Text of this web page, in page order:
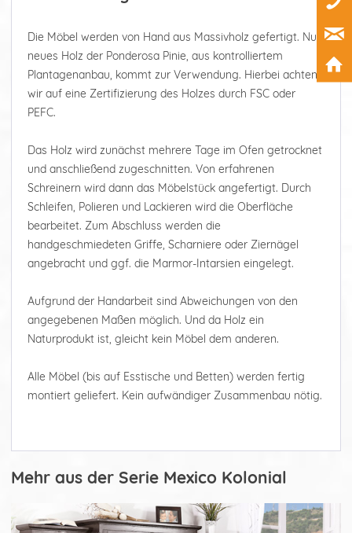
Die Möbel werden von Hand aus Massivholz gefertigt. Nur
neues Holz der Ponderosa Pinie, aus kontrolliertem
Plantagenanbau, kommt zur Verwendung. Hierbei achten
wir auf eine Zertifizierung des Holzes durch FSC oder
PEFC.
Das Holz wird zunächst mehrere Tage im Ofen getrocknet
und anschließend zugeschnitten. Von erfahrenen
Schreinern wird dann das Möbelstück angefertigt. Durch
Schleifen, Polieren und Lackieren wird die Oberfläche
bearbeitet. Zum Abschluss werden die
handgeschmiedeten Griffe, Scharniere oder Ziernägel
angebracht und ggf. die Marmor-Intarsien eingelegt.
Aufgrund der Handarbeit sind Abweichungen von den
angegebenen Maßen möglich. Und da Holz ein
Naturprodukt ist, gleicht kein Möbel dem anderen.
Alle Möbel (bis auf Esstische und Betten) werden fertig
montiert geliefert. Kein aufwändiger Zusammenbau nötig.
Mehr aus der Serie Mexico Kolonial